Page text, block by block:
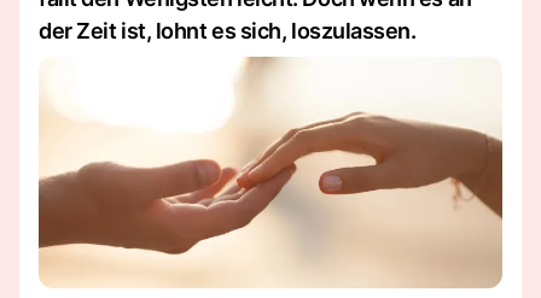
der Zeit ist, lohnt es sich, loszulassen.